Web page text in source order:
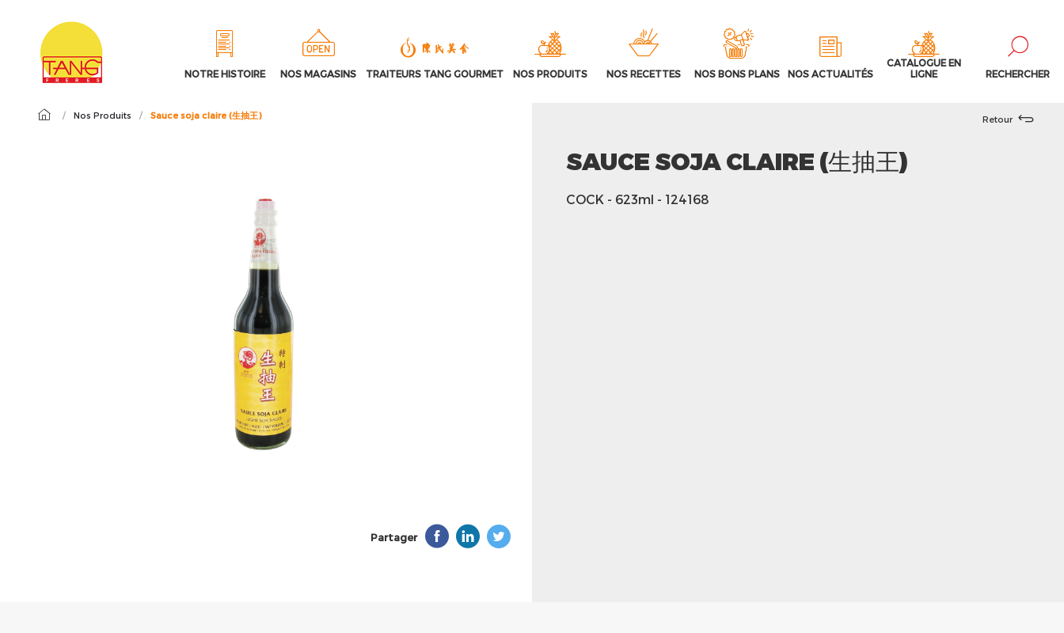
NOTRE HISTOIRE NOS MAGASINS TRAITEURS TANG GOURMET NOS PRODUITS NOS RECETTES NOS BONS PLANS NOS ACTUALITÉS
CATALOGUE EN
LIGNE
RECHERCHER
/ Nos Produits / Sauce soja claire (生抽王)
Partager
Retour
SAUCE SOJA CLAIRE (生抽王)
COCK - 623ml - 124168